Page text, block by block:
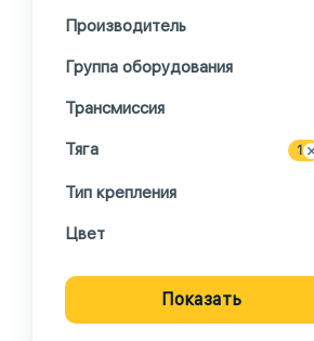
Производитель
Группа оборудования
Трансмиссия
Тяга 1
Тип крепления
Цвет
Показать